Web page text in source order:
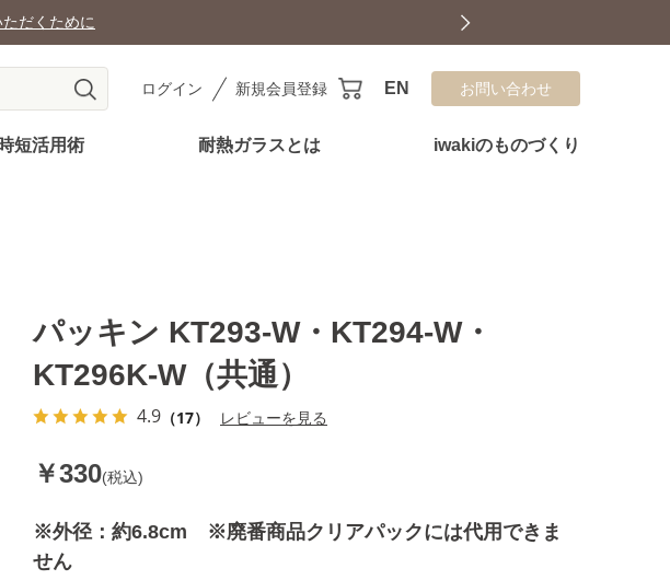
だくために
ログイン 新規会員登録 EN お問い合わせ
短活用術 耐熱ガラスとは iwakiのものづくり
※外径：約6.8cm ※廃番商品クリアパックには代用できま
せん
パッキン KT293-W・KT294-W・
KT296K-W（共通）
4.9 （17） レビューを見る
￥330(税込)